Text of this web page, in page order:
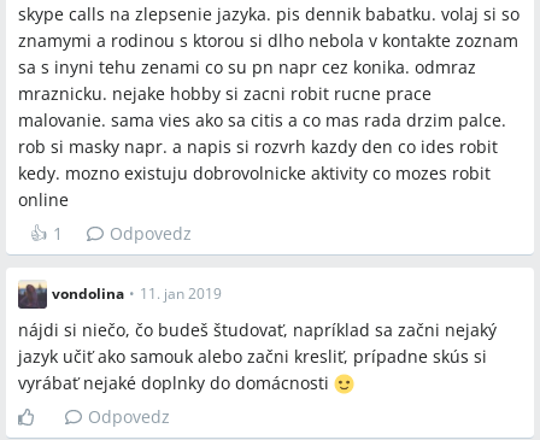
skype calls na zlepsenie jazyka. pis dennik babatku. volaj si so
znamymi a rodinou s ktorou si dlho nebola v kontakte zoznam
sa s inyni tehu zenami co su pn napr cez konika. odmraz
mraznicku. nejake hobby si zacni robit rucne prace
malovanie. sama vies ako sa citis a co mas rada drzim palce.
rob si masky napr. a napis si rozvrh kazdy den co ides robit
kedy. mozno existuju dobrovolnicke aktivity co mozes robit
online
👍 1 Odpovedz
vondolina • 11. jan 2019
nájdi si niečo, čo budeš študovať, napríklad sa začni nejaký
jazyk učiť ako samouk alebo začni kresliť, prípadne skús si
vyrábať nejaké doplnky do domácnosti
Odpovedz